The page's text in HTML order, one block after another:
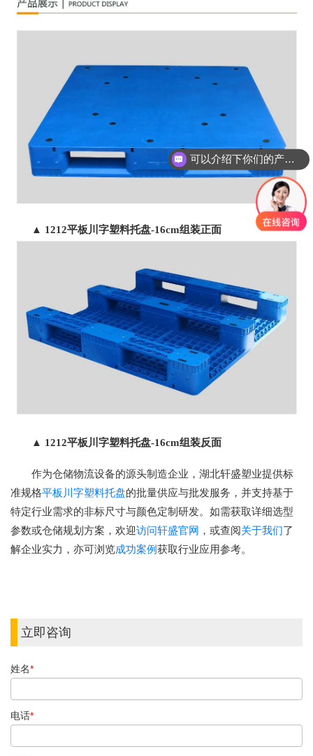
▲ 1212平板川字塑料托盘-16cm组装正面
▲ 1212平板川字塑料托盘-16cm组装反面
作为仓储物流设备的源头制造企业，湖北轩盛塑业提供标
准规格平板川字塑料托盘的批量供应与批发服务，并支持基于
特定行业需求的非标尺寸与颜色定制研发。如需获取详细选型
参数或仓储规划方案，欢迎访问轩盛官网 ，或查阅关于我们了
解企业实力，亦可浏览成功案例获取行业应用参考。
立即咨询
姓名*
电话*
可以介绍下你们的产品么